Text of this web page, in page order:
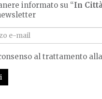
informato su “In
al trattamento alla